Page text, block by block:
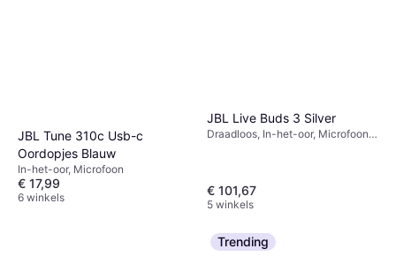
JBL Tune 310c Usb-c
Oordopjes Blauw
In-het-oor, Microfoon
€ 17,99
6 winkels
JBL Live Buds 3 Silver
Draadloos, In-het-oor, Microfoon,
€ 101,67
5 winkels
Trending